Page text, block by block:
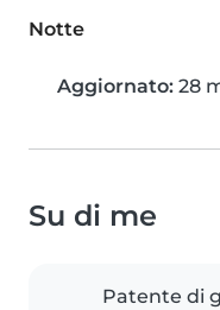
Notte
Aggiornato: 28
Su di me
Patente di